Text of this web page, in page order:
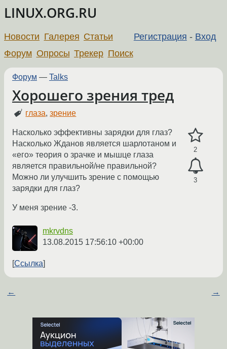
LINUX.ORG.RU
Регистрация - Вход
Новости Галерея Статьи
Форум Опросы Трекер Поиск
Форум — Talks
Хорошего зрения тред
глаза,зрение
2
3
Насколько эффективны зарядки для глаз?
Насколько Жданов является шарлотаном и
«его» теория о зрачке и мышце глаза
является правильной/не правильной?
Можно ли улучшить зрение с помощью
зарядки для глаз?
У меня зрение -3.
mkrvdns
13.08.2015 17:56:10 +00:00
Ссылка
← →